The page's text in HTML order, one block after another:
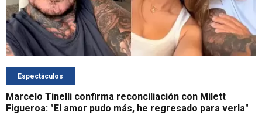
Espectáculos
Marcelo Tinelli confirma reconciliación con Milett
Figueroa: "El amor pudo más, he regresado para verla"